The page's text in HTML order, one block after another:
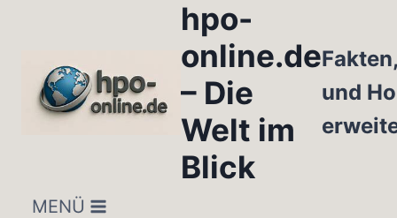
hpo-
online.de
– Die
Welt im
Blick
und
MENÜ